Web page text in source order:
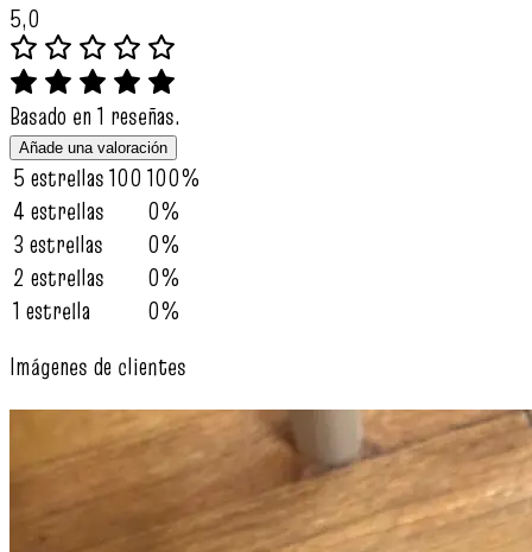
5,0
Basado en 1 reseñas.
Añade una valoración
5 estrellas100 100%
4 estrellas
0%
3 estrellas
0%
2 estrellas
0%
1 estrella
0%
Imágenes de clientes